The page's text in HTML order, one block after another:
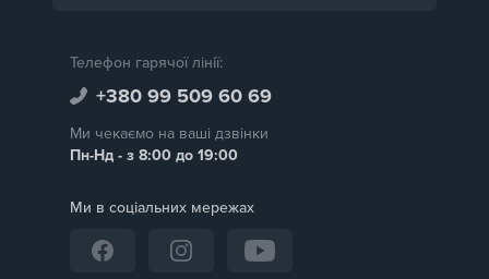
Телефон гарячої лінії:
+380 99 509 60 69
Ми чекаємо на ваші дзвінки
Пн-Нд - з 8:00 до 19:00
Ми в соціальних мережах